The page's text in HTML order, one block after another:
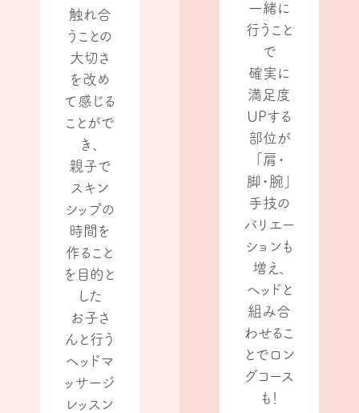
触れ合
うことの
大切さ
を改め
て感じる
ことがで
き、
親子で
スキン
シップの
時間を
作ること
を目的と
した
お子さ
んと行う
ヘッドマ
ッサージ
レッスン
一緒に
行うこと
で
確実に
満足度
UPする
部位が
「肩・
脚・腕」
手技の
バリエー
ションも
増え、
ヘッドと
組み合
わせるこ
とでロン
グコース
も！